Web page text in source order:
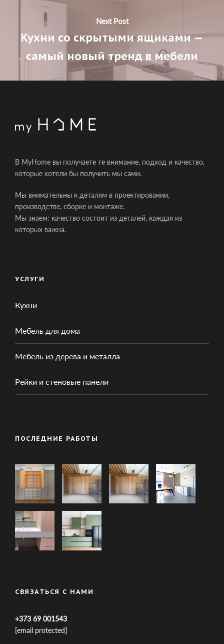
Next Post
Кухни со скрытыми ящиками —
самый новый тренд в мебели
В MyHome вы получаете те внимание, подход и качество,
которые хотели бы получить мы сами.
Мы внимательны к деталям в проектировании,
производстве, сборке и монтаже.
Мы знаем: качество состоит из деталей, каждая из
которых важна.
УСЛУГИ
Кухни
Мебель для дома
Мебель из дерева и металла
Рейки и стеновые панели
ПОСЛЕДНИЕ РАБОТЫ
СВЯЗАТЬСЯ С НАМИ
+373 69 001543
[email protected]